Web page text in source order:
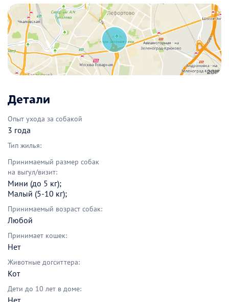
Детали
Опыт ухода за собакой
3 года
Тип жилья:
Принимаемый размер собак
на выгул/визит:
Мини (до 5 кг);
Малый (5-10 кг);
Принимаемый возраст собак:
Любой
Принимает кошек:
Нет
Животные догситтера:
Кот
Дети до 10 лет в доме:
Нет